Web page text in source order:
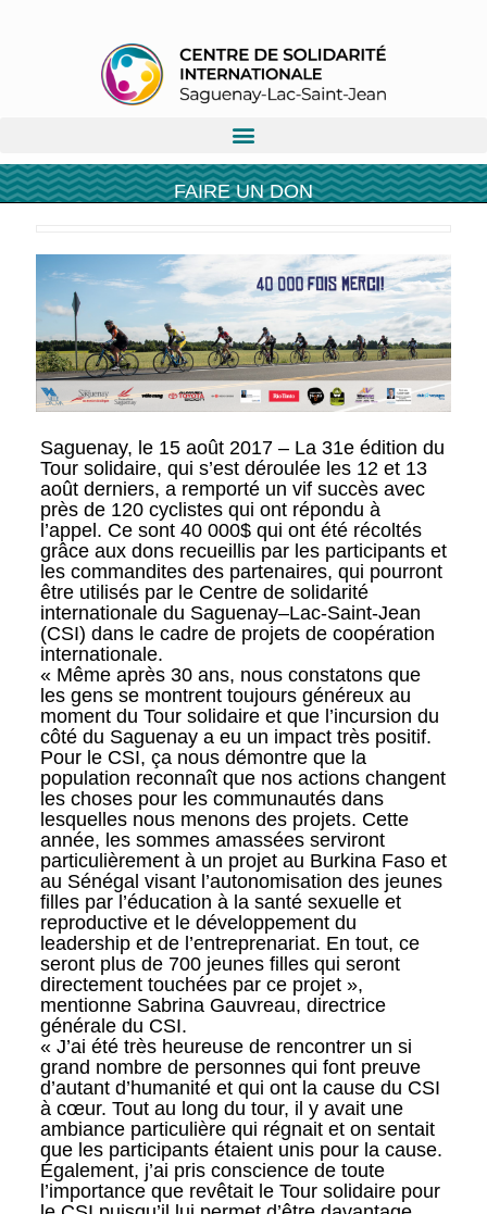
FAIRE UN DON
Saguenay, le 15 août 2017 – La 31e édition du
Tour solidaire, qui s’est déroulée les 12 et 13
août derniers, a remporté un vif succès avec
près de 120 cyclistes qui ont répondu à
l’appel. Ce sont 40 000$ qui ont été récoltés
grâce aux dons recueillis par les participants et
les commandites des partenaires, qui pourront
être utilisés par le Centre de solidarité
internationale du Saguenay–Lac-Saint-Jean
(CSI) dans le cadre de projets de coopération
internationale.
« Même après 30 ans, nous constatons que
les gens se montrent toujours généreux au
moment du Tour solidaire et que l’incursion du
côté du Saguenay a eu un impact très positif.
Pour le CSI, ça nous démontre que la
population reconnaît que nos actions changent
les choses pour les communautés dans
lesquelles nous menons des projets. Cette
année, les sommes amassées serviront
particulièrement à un projet au Burkina Faso et
au Sénégal visant l’autonomisation des jeunes
filles par l’éducation à la santé sexuelle et
reproductive et le développement du
leadership et de l’entreprenariat. En tout, ce
seront plus de 700 jeunes filles qui seront
directement touchées par ce projet »,
mentionne Sabrina Gauvreau, directrice
générale du CSI.
« J’ai été très heureuse de rencontrer un si
grand nombre de personnes qui font preuve
d’autant d’humanité et qui ont la cause du CSI
à cœur. Tout au long du tour, il y avait une
ambiance particulière qui régnait et on sentait
que les participants étaient unis pour la cause.
Également, j’ai pris conscience de toute
l’importance que revêtait le Tour solidaire pour